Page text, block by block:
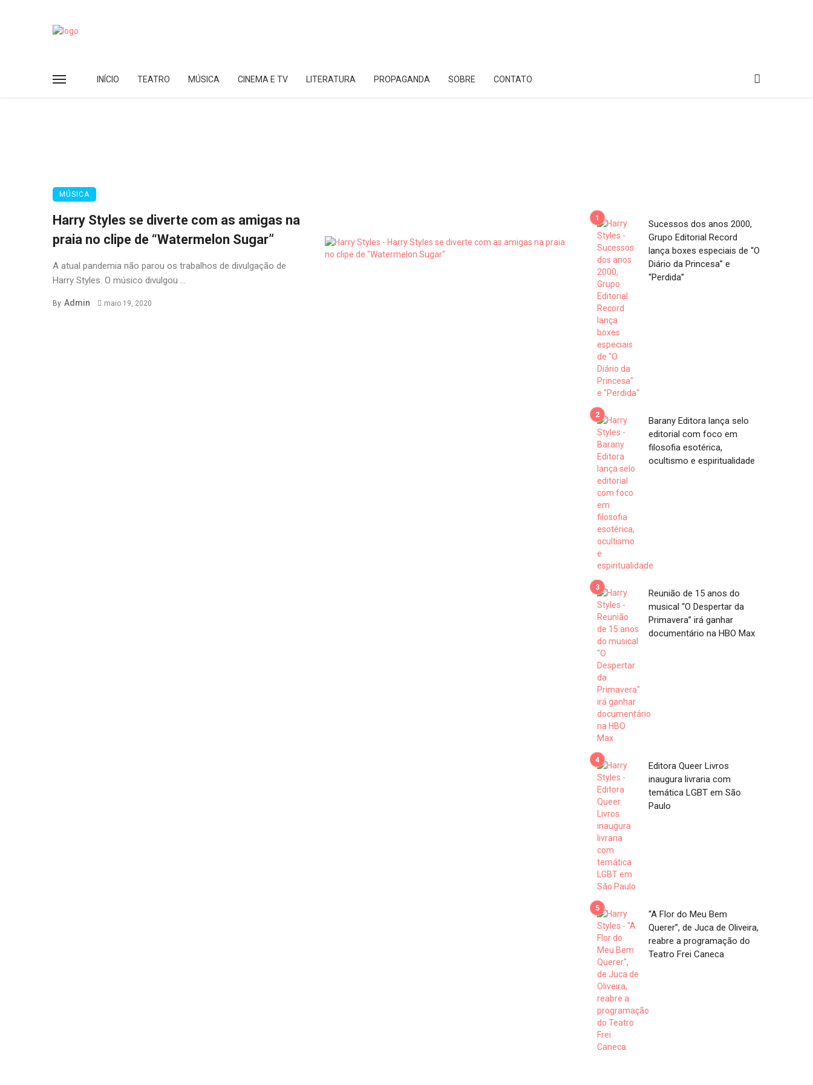
INÍCIO TEATRO MÚSICA CINEMA E TV LITERATURA PROPAGANDA SOBRE CONTATO
MÚSICA
Harry Styles se diverte com as amigas na
praia no clipe de “Watermelon Sugar”
A atual pandemia não parou os trabalhos de divulgação de
Harry Styles. O músico divulgou ...
By Admin maio 19, 2020
Sucessos dos anos 2000,
Grupo Editorial Record
lança boxes especiais de “O
Diário da Princesa” e
“Perdida”
Barany Editora lança selo
editorial com foco em
filosofia esotérica,
ocultismo e espiritualidade
Reunião de 15 anos do
musical “O Despertar da
Primavera” irá ganhar
documentário na HBO Max
Editora Queer Livros
inaugura livraria com
temática LGBT em São
Paulo
“A Flor do Meu Bem
Querer”, de Juca de Oliveira,
reabre a programação do
Teatro Frei Caneca